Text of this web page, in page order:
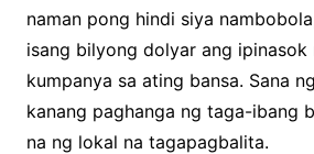
naman pong hindi siya
isang bilyong dolyar ang ipinasok
kumpanya sa ating bansa. Sana
kanang paghanga ng taga-ibang
na ng lokal na tagapagbalita.